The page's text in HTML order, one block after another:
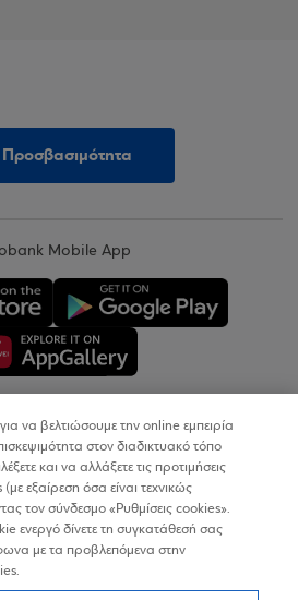
Προσβασιμότητα
Mobile App
© 2026
Όροι Χρήσης
στον Διαδικτυακό Τόπο
να βελτιώσουμε την online εμπειρία
στον διαδικτυακό τόπο
και να αλλάξετε τις προτιμήσεις
εξαίρεση όσα είναι τεχνικώς
τον σύνδεσμο «Ρυθμίσεις cookies».
ενεργό δίνετε τη συγκατάθεσή σας
με τα προβλεπόμενα στην